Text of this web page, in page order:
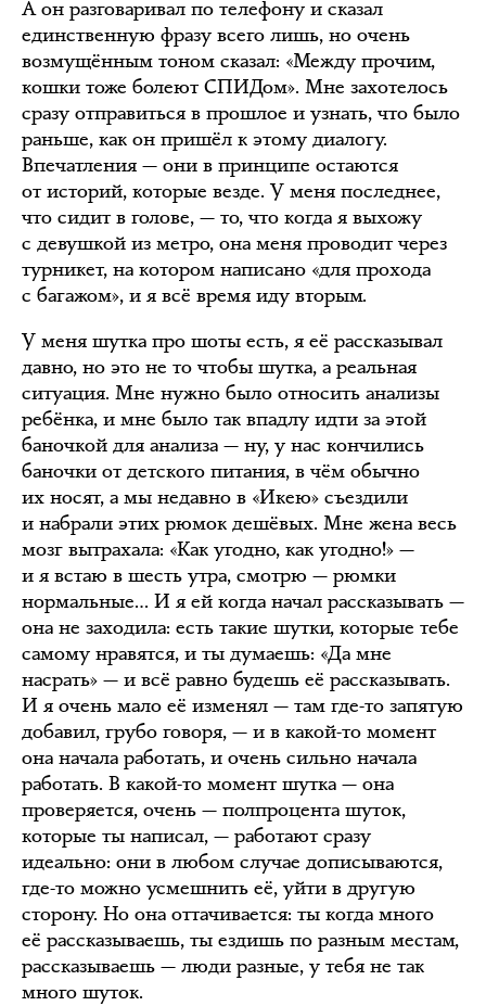
А он разговаривал по телефону и сказал
единственную фразу всего лишь, но очень
возмущённым тоном сказал: «Между прочим,
кошки тоже болеют СПИДом». Мне захотелось
сразу отправиться в прошлое и узнать, что было
раньше, как он пришёл к этому диалогу.
Впечатления — они в принципе остаются
от историй, которые везде. У меня последнее,
что сидит в голове, — то, что когда я выхожу
с девушкой из метро, она меня проводит через
турникет, на котором написано «для прохода
с багажом», и я всё время иду вторым.
У меня шутка про шоты есть, я её рассказывал
давно, но это не то чтобы шутка, а реальная
ситуация. Мне нужно было относить анализы
ребёнка, и мне было так впадлу идти за этой
баночкой для анализа — ну, у нас кончились
баночки от детского питания, в чём обычно
их носят, а мы недавно в «Икею» съездили
и набрали этих рюмок дешёвых. Мне жена весь
мозг вытрахала: «Как угодно, как угодно!» —
и я встаю в шесть утра, смотрю — рюмки
нормальные… И я ей когда начал рассказывать —
она не заходила: есть такие шутки, которые тебе
самому нравятся, и ты думаешь: «Да мне
насрать» — и всё равно будешь её рассказывать.
И я очень мало её изменял — там где-то запятую
добавил, грубо говоря, — и в какой-то момент
она начала работать, и очень сильно начала
работать. В какой-то момент шутка — она
проверяется, очень — полпроцента шуток,
которые ты написал, — работают сразу
идеально: они в любом случае дописываются,
где-то можно усмешнить её, уйти в другую
сторону. Но она оттачивается: ты когда много
её рассказываешь, ты ездишь по разным местам,
рассказываешь — люди разные, у тебя не так
много шуток.